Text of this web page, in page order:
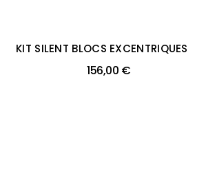
KIT SILENT BLOCS EXCENTRIQUES
156,00 €